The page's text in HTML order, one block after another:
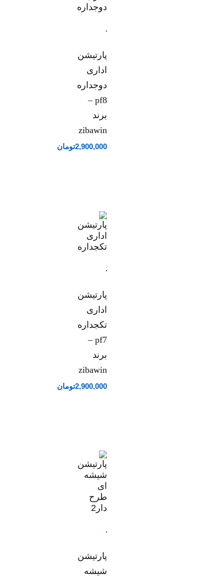
پارتیشن
اداری
دوجداره
pf8 –
برند
zibawin
2,900,000تومان
پارتیشن
اداری
تکجداره
pf7 –
برند
zibawin
2,900,000تومان
پارتیشن
شیشه